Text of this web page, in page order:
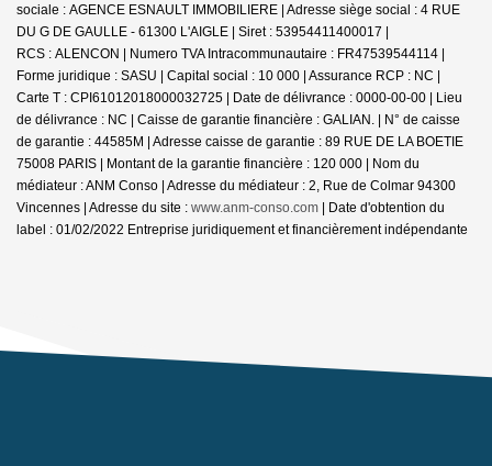
sociale : AGENCE ESNAULT IMMOBILIERE | Adresse siège social : 4 RUE
DU G DE GAULLE - 61300 L'AIGLE | Siret : 53954411400017 |
RCS : ALENCON | Numero TVA Intracommunautaire : FR47539544114 |
Forme juridique : SASU | Capital social : 10 000 | Assurance RCP : NC |
Carte T : CPI61012018000032725 | Date de délivrance : 0000-00-00 | Lieu
de délivrance : NC | Caisse de garantie financière : GALIAN. | N° de caisse
de garantie : 44585M | Adresse caisse de garantie : 89 RUE DE LA BOETIE
75008 PARIS | Montant de la garantie financière : 120 000 | Nom du
médiateur : ANM Conso | Adresse du médiateur : 2, Rue de Colmar 94300
Vincennes | Adresse du site : www.anm-conso.com | Date d'obtention du
label : 01/02/2022 Entreprise juridiquement et financièrement indépendante